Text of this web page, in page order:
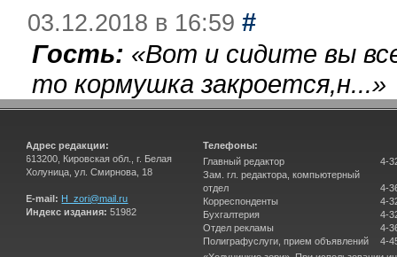
03.12.2018 в 16:59 #
Гость: «Вот и сидите вы
то кормушка закроется,н...»
Адрес редакции:
613200, Кировская обл., г. Белая
Холуница, ул. Смирнова, 18
E-mail: H_zori@mail.ru
Индекс издания: 51982
Телефоны:
Главный редактор
Зам. гл. редактора, компьютерный
отдел
Корреспонденты
Бухгалтерия
Отдел рекламы
Полиграфуслуги, прием объявлений
4-
4-
4-
4-
4-
4-